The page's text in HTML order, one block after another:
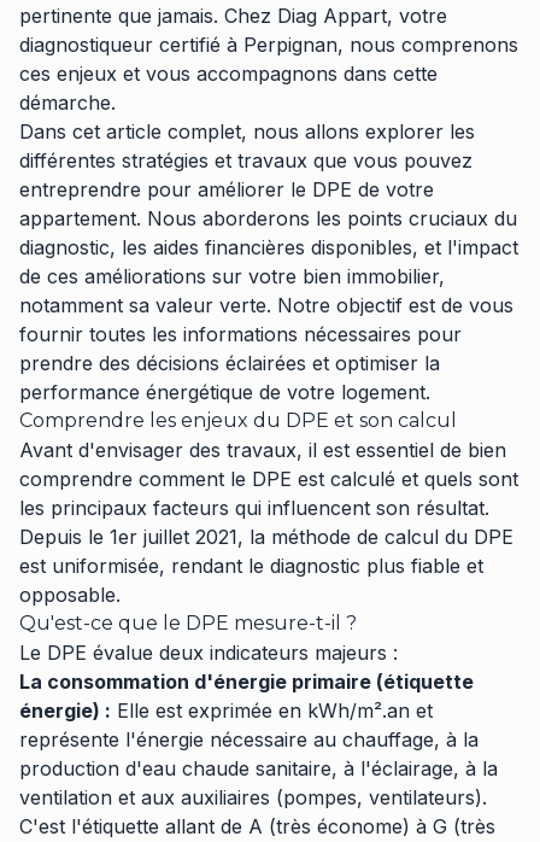
pertinente que jamais. Chez Diag Appart, votre
diagnostiqueur certifié à Perpignan, nous comprenons
ces enjeux et vous accompagnons dans cette
démarche.
Dans cet article complet, nous allons explorer les
différentes stratégies et travaux que vous pouvez
entreprendre pour améliorer le DPE de votre
appartement. Nous aborderons les points cruciaux du
diagnostic, les aides financières disponibles, et l'impact
de ces améliorations sur votre bien immobilier,
notamment sa valeur verte. Notre objectif est de vous
fournir toutes les informations nécessaires pour
prendre des décisions éclairées et optimiser la
performance énergétique de votre logement.
Comprendre les enjeux du DPE et son calcul
Avant d'envisager des travaux, il est essentiel de bien
comprendre comment le DPE est calculé et quels sont
les principaux facteurs qui influencent son résultat.
Depuis le 1er juillet 2021, la méthode de calcul du DPE
est uniformisée, rendant le diagnostic plus fiable et
opposable.
Qu'est-ce que le DPE mesure-t-il ?
Le DPE évalue deux indicateurs majeurs :
La consommation d'énergie primaire (étiquette
énergie) : Elle est exprimée en kWh/m².an et
représente l'énergie nécessaire au chauffage, à la
production d'eau chaude sanitaire, à l'éclairage, à la
ventilation et aux auxiliaires (pompes, ventilateurs).
C'est l'étiquette allant de A (très économe) à G (très